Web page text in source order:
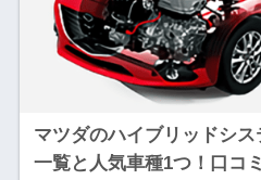
マツダのハイブリッドシ
一覧と人気車種1つ！口コ